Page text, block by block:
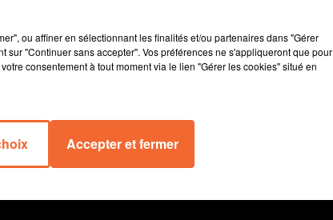
ou affiner en sélectionnant les finalités et/ou partenaires dans "Gérer
sur "Continuer sans accepter". Vos préférences ne s'appliqueront que pour
consentement à tout moment via le lien "Gérer les cookies" situé en
Accepter et fermer